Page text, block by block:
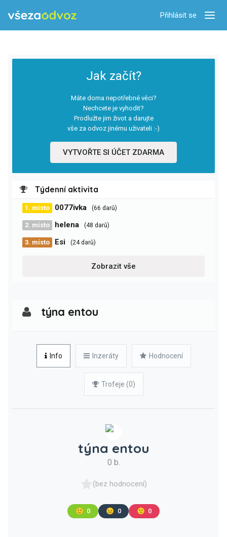
Přihlásit se
Jak začít?
Máte doma nepotřebné věci?
Nechcete je vyhodit?
Prodlužte jim život a darujte
vše za odvoz jinému uživateli :-)
VYTVOŘTE SI ÚČET ZDARMA
Týdenní aktivita
1. místo 0077ivka (66 darů)
2. místo helena (48 darů)
3. místo Esi (24 darů)
Zobrazit vše
týna entou
Info Inzeráty Hodnocení
Trofeje (0)
týna entou
0 b.
(bez hodnocení)
🙂 0 😐 0 🙁 0